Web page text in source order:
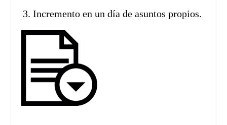
Incremento en un día de asuntos propios.